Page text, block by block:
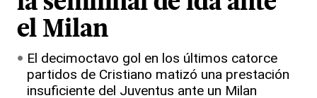
el Milan
El decimoctavo gol en los últimos catorce
partidos de Cristiano matizó una prestación
insuficiente del Juventus ante un Milan